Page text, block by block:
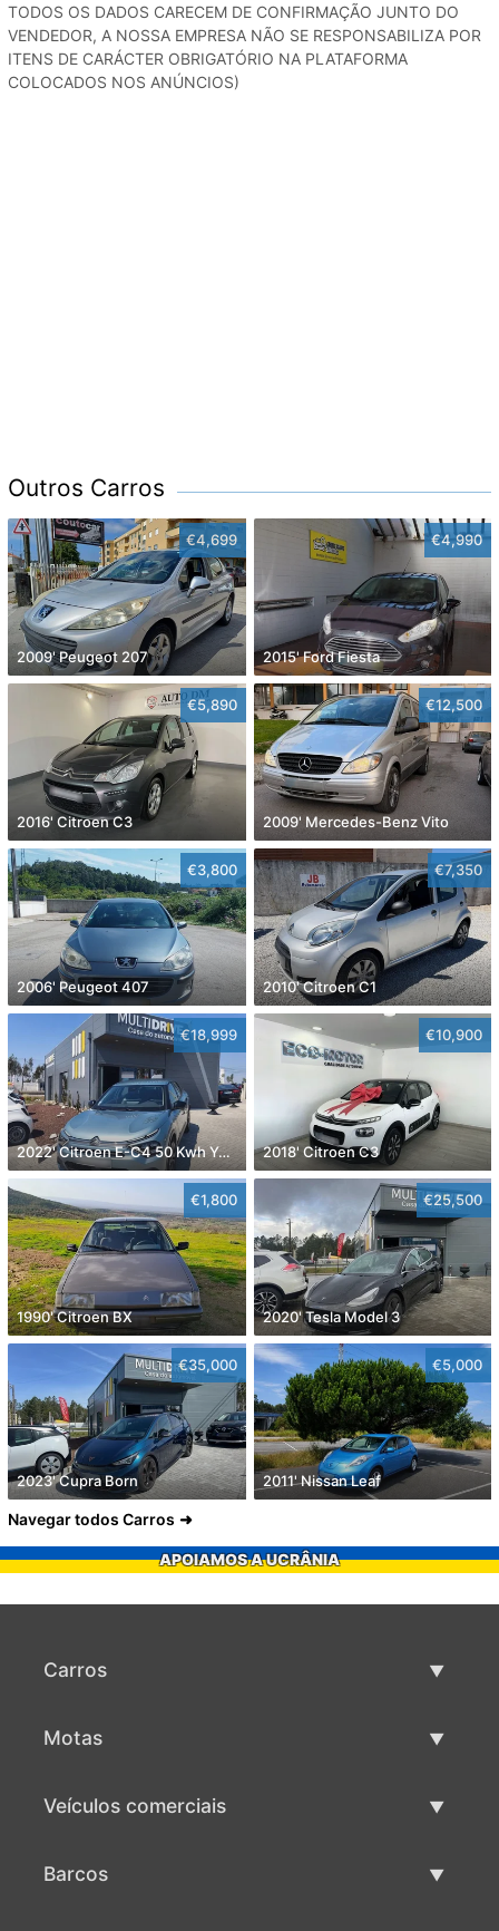
TODOS OS DADOS CARECEM DE CONFIRMAÇÃO JUNTO DO
VENDEDOR, A NOSSA EMPRESA NÃO SE RESPONSABILIZA POR
ITENS DE CARÁCTER OBRIGATÓRIO NA PLATAFORMA
COLOCADOS NOS ANÚNCIOS)
Outros Carros
€4,699
2009' Peugeot 207
€4,990
2015' Ford Fiesta
€5,890
2016' Citroen C3
€12,500
2009' Mercedes-Benz Vito
€3,800
2006' Peugeot 407
€7,350
2010' Citroen C1
€18,999
2022' Citroen E-C4 50 Kwh You!
€10,900
2018' Citroen C3
€1,800
1990' Citroen BX
€25,500
2020' Tesla Model 3
€35,000
2023' Cupra Born
€5,000
2011' Nissan Leaf
Navegar todos Carros
APOIAMOS A UCRÂNIA
Carros
Motas
Veículos comerciais
Barcos